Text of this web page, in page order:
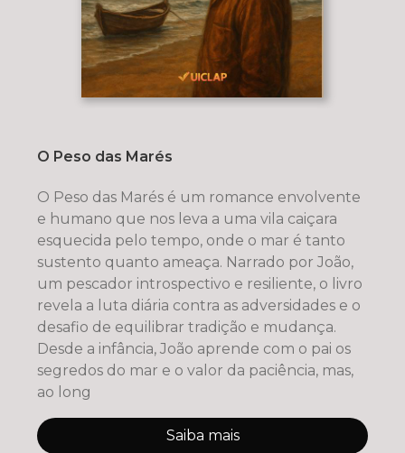
O Peso das Marés
O Peso das Marés é um romance envolvente
e humano que nos leva a uma vila caiçara
esquecida pelo tempo, onde o mar é tanto
sustento quanto ameaça. Narrado por João,
um pescador introspectivo e resiliente, o livro
revela a luta diária contra as adversidades e o
desafio de equilibrar tradição e mudança.
Desde a infância, João aprende com o pai os
segredos do mar e o valor da paciência, mas,
ao long
Saiba mais